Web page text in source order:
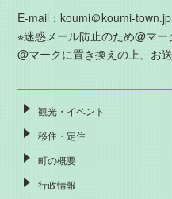
E-mail：koumi＠koumi-town.jp
※迷惑メール防止のため@マ
@マークに置き換えの上、お送
観光・イベント
移住・定住
町の概要
行政情報